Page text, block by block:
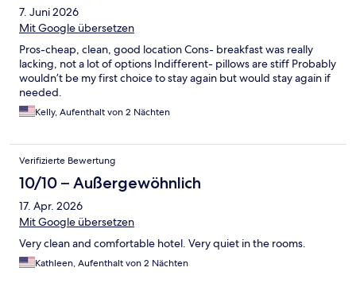
7. Juni 2026
Mit Google übersetzen
Pros-cheap, clean, good location Cons- breakfast was really
lacking, not a lot of options Indifferent- pillows are stiff Probably
wouldn’t be my first choice to stay again but would stay again if
needed.
Kelly, Aufenthalt von 2 Nächten
Verifizierte Bewertung
10/10 – Außergewöhnlich
17. Apr. 2026
Mit Google übersetzen
Very clean and comfortable hotel. Very quiet in the rooms.
Kathleen, Aufenthalt von 2 Nächten